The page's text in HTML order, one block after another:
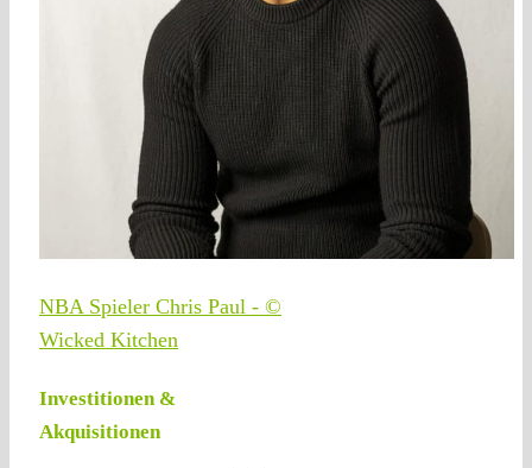
NBA Spieler Chris Paul - ©
Wicked Kitchen
Investitionen &
Akquisitionen